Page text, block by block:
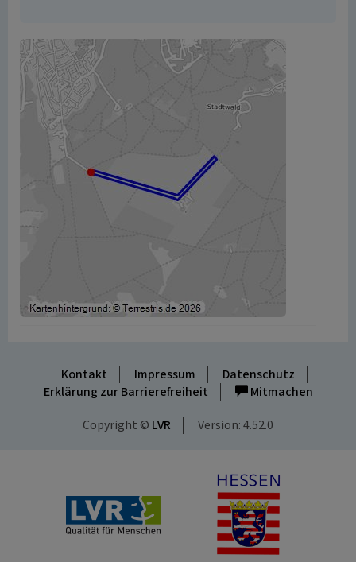
Kontakt Impressum
Datenschutz
Erklärung zur Barrierefreiheit
Mitmachen
Copyright © LVR Version: 4.52.0